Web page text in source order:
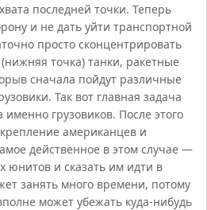
последней точки. Теперь
и не дать уйти транспортной
просто сконцентрировать
точка) танки, ракетные
сначала пойдут различные
Так вот главная задача
грузовиков. После этого
американцев и
действенное в этом случае —
юнитов и сказать им идти в
занять много времени, потому
может убежать куда-нибудь